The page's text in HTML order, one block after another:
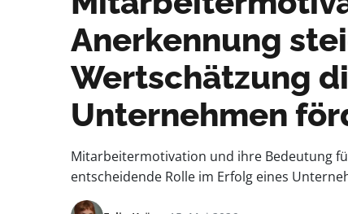
Anerkennung
Wertschätzung
Unternehmen
Mitarbeitermotivation und ihre Bedeutung
entscheidende Rolle im Erfolg eines